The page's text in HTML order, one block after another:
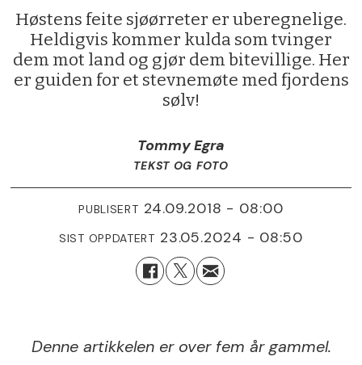
Høstens feite sjøørreter er uberegnelige.
Heldigvis kommer kulda som tvinger
dem mot land og gjør dem bitevillige. Her
er guiden for et stevnemøte med fjordens
sølv!
Tommy Egra
TEKST OG FOTO
PUBLISERT 24.09.2018 - 08:00
SIST OPPDATERT 23.05.2024 - 08:50
Denne artikkelen er over fem år gammel.